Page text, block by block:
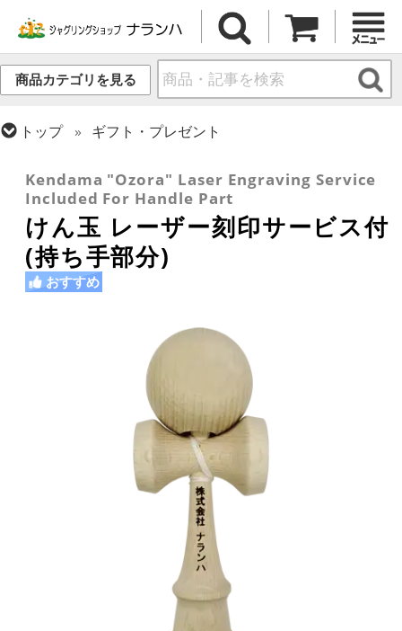
商品カテゴリを見る
トップ
ギフト・プレゼント
Kendama "Ozora" Laser Engraving Service
Included For Handle Part
けん玉 レーザー刻印サービス付
(持ち手部分)
おすすめ